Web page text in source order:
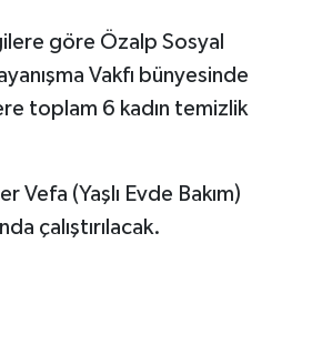
göre Özalp Sosyal
Vakfı bünyesinde
toplam 6 kadın temizlik
Vefa (Yaşlı Evde Bakım)
çalıştırılacak.